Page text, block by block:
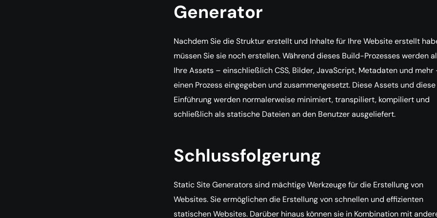
Generator
Nachdem Sie die Struktur erstellt und Inhalte für Ihre Website erstellt
müssen Sie sie noch erstellen. Während dieses Build-Prozesses werden
Ihre Assets – einschließlich CSS, Bilder, JavaScript, Metadaten und mehr
einen Prozess eingegeben und zusammengesetzt. Diese Assets und diese
Einführung werden normalerweise minimiert, transpiliert, kompiliert und
schließlich als statische Dateien an den Benutzer ausgeliefert.
Schlussfolgerung
Static Site Generators sind mächtige Werkzeuge für die Erstellung von
Websites. Sie ermöglichen die Erstellung von schnellen und effizienten
statischen Websites. Darüber hinaus können sie in Kombination mit